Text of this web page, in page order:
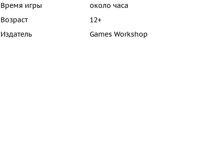
Время игры
около часа
Возраст
12+
Издатель
Games Workshop